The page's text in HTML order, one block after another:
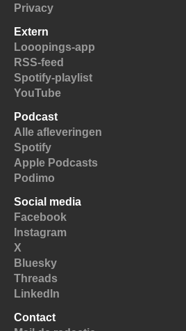
Privacy
Extern
Looopings-app
RSS-feed
Spotify-playlist
YouTube
Podcast
Alle afleveringen
Spotify
Apple Podcasts
Podimo
Social media
Facebook
Instagram
X
Bluesky
Threads
LinkedIn
Contact